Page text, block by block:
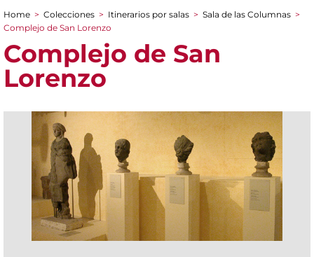
You are here
Home > Colecciones > Itinerarios por salas > Sala de las Columnas >
Complejo de San Lorenzo
Complejo de San
Lorenzo